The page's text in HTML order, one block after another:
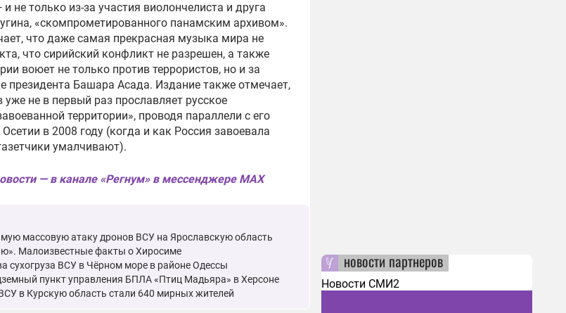
не только из-за участия виолончелиста и друга
«скомпрометированного панамским архивом».
что даже самая прекрасная музыка мира не
что сирийский конфликт не разрешен, а также
воюет не только против террористов, но и за
президента Башара Асада. Издание также отмечает,
уже не в первый раз прославляет русское
территории», проводя параллели с его
в 2008 году (когда и как Россия завоевала
умалчивают).
— в канале «Регнум» в мессенджере MAX
массовую атаку дронов ВСУ на Ярославскую область
Малоизвестные факты о Хиросиме
сухогруза ВСУ в Чёрном море в районе Одессы
пункт управления БПЛА «Птиц Мадьяра» в Херсоне
в Курскую область стали 640 мирных жителей
новости партнеров
Новости СМИ2